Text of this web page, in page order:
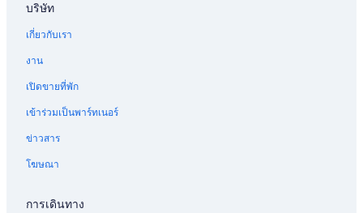
บริษัท
เกี่ยวกับเรา
งาน
เปิดขายที่พัก
เข้าร่วมเป็นพาร์ทเนอร์
ข่าวสาร
โฆษณา
การเดินทาง